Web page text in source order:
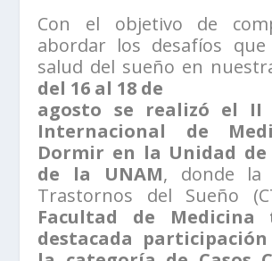
Con el objetivo de
abordar los desafíos
salud del sueño en
del 16 al 18 de
agosto se realizó el II
Internacional de
Dormir en la Unidad de
de la UNAM, donde la
Trastornos del Sueño
Facultad de Medicina
destacada